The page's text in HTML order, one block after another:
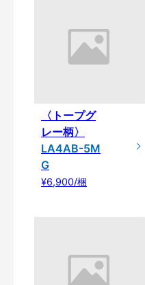
〈トープグ
レー柄〉
LA4AB-5M
G
¥6,900/梱